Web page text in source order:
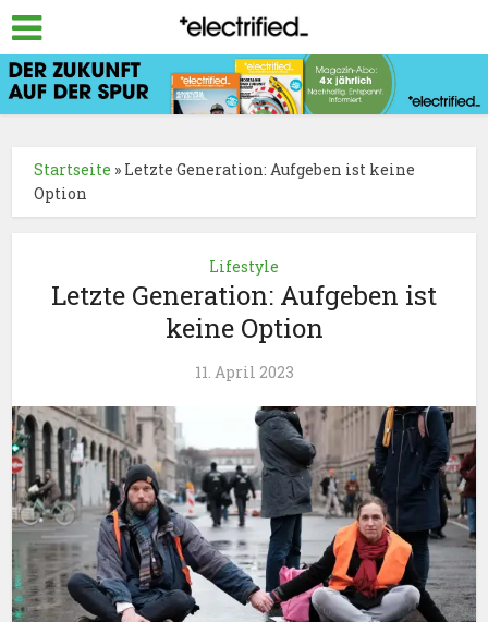
Startseite » Letzte Generation: Aufgeben ist keine
Option
Lifestyle
Letzte Generation: Aufgeben ist
keine Option
11. April 2023